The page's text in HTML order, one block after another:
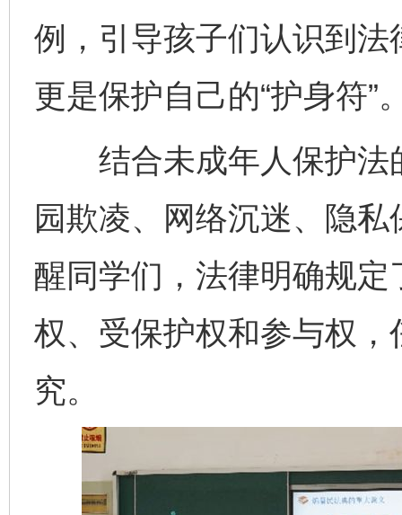
例，引导孩子们认识到法
更是保护自己的“护身符”
结合未成年人保护法
园欺凌、网络沉迷、隐
醒同学们，法律明确规
权、受保护权和参与权
究。